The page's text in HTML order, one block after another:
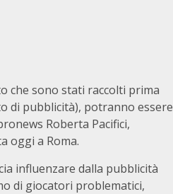
che sono stati raccolti prima
di pubblicità), potranno essere
Roberta Pacifici,
oggi a Roma.
influenzare dalla pubblicità
di giocatori problematici,